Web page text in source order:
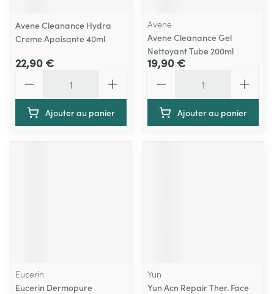
Avene Cleanance Hydra
Creme Apaisante 40ml
22,90 €
Ajouter au panier
Avene
Avene Cleanance Gel
Nettoyant Tube 200ml
19,90 €
Ajouter au panier
Eucerin
Eucerin Dermopure
Yun
Yun Acn Repair Ther. Face